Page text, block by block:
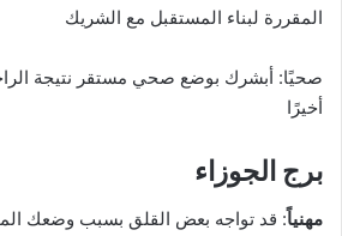
المقررة لبناء المستقبل مع الشريك
صحيًا: أبشرك بوضع صحي مستقر نتيجة
أخيرًا
برج الجوزاء
مهنياً: قد تواجه بعض القلق بسبب وضعك